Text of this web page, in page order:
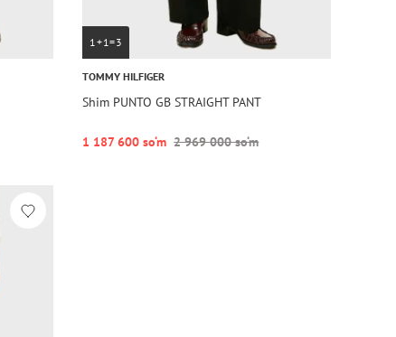
1+1=3
TOMMY HILFIGER
Shim PUNTO GB STRAIGHT PANT
1 187 600 so‘m 2 969 000 so‘m